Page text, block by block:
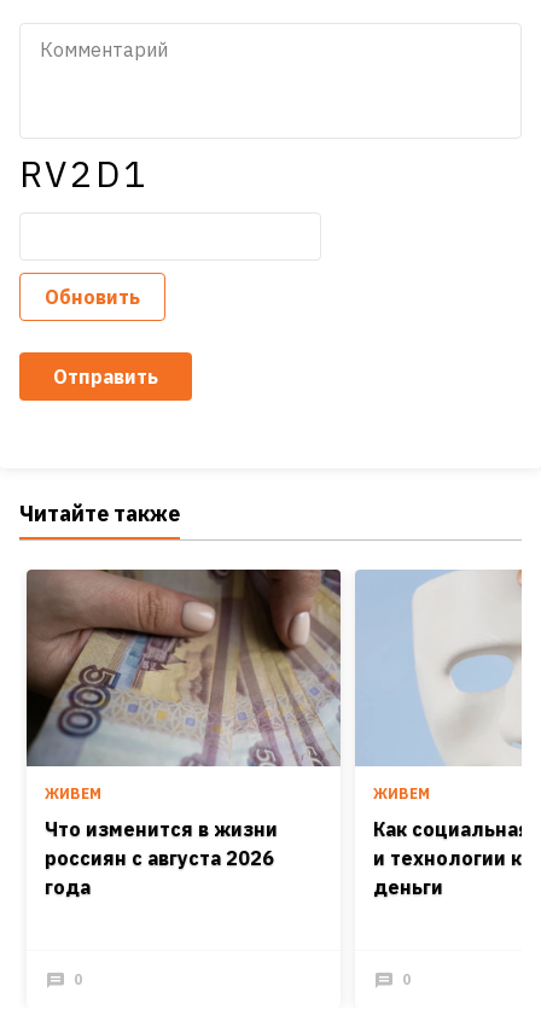
RV2D1
Обновить
Отправить
Читайте также
ЖИВЕМ
Что изменится в жизни
россиян с августа 2026
года
0
ЖИВЕМ
Как
и технологии
деньги
0